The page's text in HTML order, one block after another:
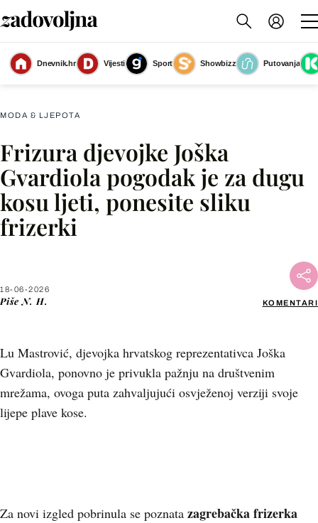
Dnevnik.hr Vijesti Sport Showbizz
Putovanja
Lu Mastrović(Foto: Instagram@teutamesaros)
MODA & LJEPOTA
Frizura djevojke Joška
Gvardiola pogodak je za dugu
kosu ljeti, ponesite sliku
frizerki
18-06-2026
Piše N. H. KOMENTARI
Lu Mastrović, djevojka hrvatskog reprezentativca Joška
Gvardiola, ponovno je privukla pažnju na društvenim
mrežama, ovoga puta zahvaljujući osvježenoj verziji svoje
lijepe plave kose.
Facebook
X
Za novi izgled pobrinula se poznata zagrebačka frizerka